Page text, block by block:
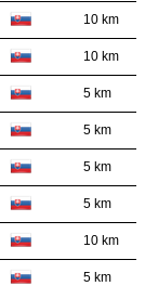
10 km
10 km
5 km
5 km
5 km
5 km
10 km
5 km